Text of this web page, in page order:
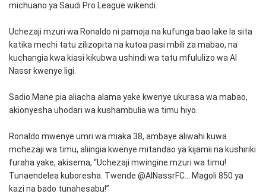
michuano ya Saudi Pro League wikendi.
Uchezaji mzuri wa Ronaldo ni pamoja na kufunga bao lake la sita
katika mechi tatu zilizopita na kutoa pasi mbili za mabao, na
kuchangia kwa kiasi kikubwa ushindi wa tatu mfululizo wa Al
Nassr kwenye ligi.
Sadio Mane pia aliacha alama yake kwenye ukurasa wa mabao,
akionyesha uhodari wa kushambulia wa timu hiyo.
Ronaldo mwenye umri wa miaka 38, ambaye aliwahi kuwa
mchezaji wa timu, aliingia kwenye mitandao ya kijamii na kushiriki
furaha yake, akisema, “Uchezaji mwingine mzuri wa timu!
Tunaendelea kuboresha. Twende @AlNassrFC… Magoli 850 ya
kazi na bado tunahesabu!”